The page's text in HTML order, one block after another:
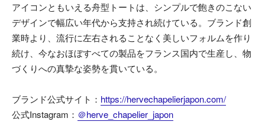
アイコンともいえる舟型トートは、シンプルで飽きのこない
デザインで幅広い年代から支持され続けている。ブランド創
業時より、流行に左右されることなく美しいフォルムを作り
続け、今なおほぼすべての製品をフランス国内で生産し、物
づくりへの真摯な姿勢を貫いている。
ブランド公式サイト： https://hervechapelierjapon.com/
公式Instagram： ＠herve_chapelier_japon